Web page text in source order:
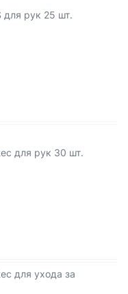
для рук 25 шт.
для рук 30 шт.
для ухода за